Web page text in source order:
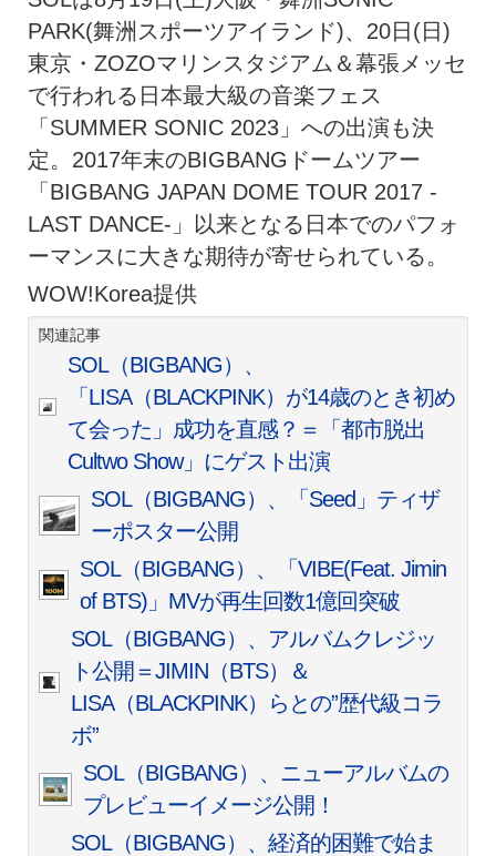
PARK(舞洲スポーツアイランド)、20日(日)
東京・ZOZOマリンスタジアム＆幕張メッセ
で行われる日本最大級の音楽フェス
「SUMMER SONIC 2023」への出演も決
定。2017年末のBIGBANGドームツアー
「BIGBANG JAPAN DOME TOUR 2017 -
LAST DANCE-」以来となる日本でのパフォ
ーマンスに大きな期待が寄せられている。
WOW!Korea提供
関連記事
SOL（BIGBANG）、
「LISA（BLACKPINK）が14歳のとき初め
て会った」成功を直感？＝「都市脱出
Cultwo Show」にゲスト出演
SOL（BIGBANG）、「Seed」ティザ
ーポスター公開
SOL（BIGBANG）、「VIBE(Feat. Jimin
of BTS)」MVが再生回数1億回突破
SOL（BIGBANG）、アルバムクレジッ
ト公開＝JIMIN（BTS）＆
LISA（BLACKPINK）らとの”歴代級コラ
ボ”
SOL（BIGBANG）、ニューアルバムの
プレビューイメージ公開！
SOL（BIGBANG）、経済的困難で始ま